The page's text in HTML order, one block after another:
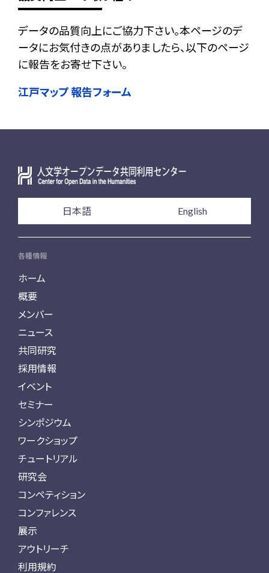
データの品質向上にご協力下さい。本ページのデ
ータにお気付きの点がありましたら、以下のページ
に報告をお寄せ下さい。
江戸マップ 報告フォーム
日本語 English
各種情報
ホーム
概要
メンバー
ニュース
共同研究
採用情報
イベント
セミナー
シンポジウム
ワークショップ
チュートリアル
研究会
コンペティション
コンファレンス
展示
アウトリーチ
利用規約